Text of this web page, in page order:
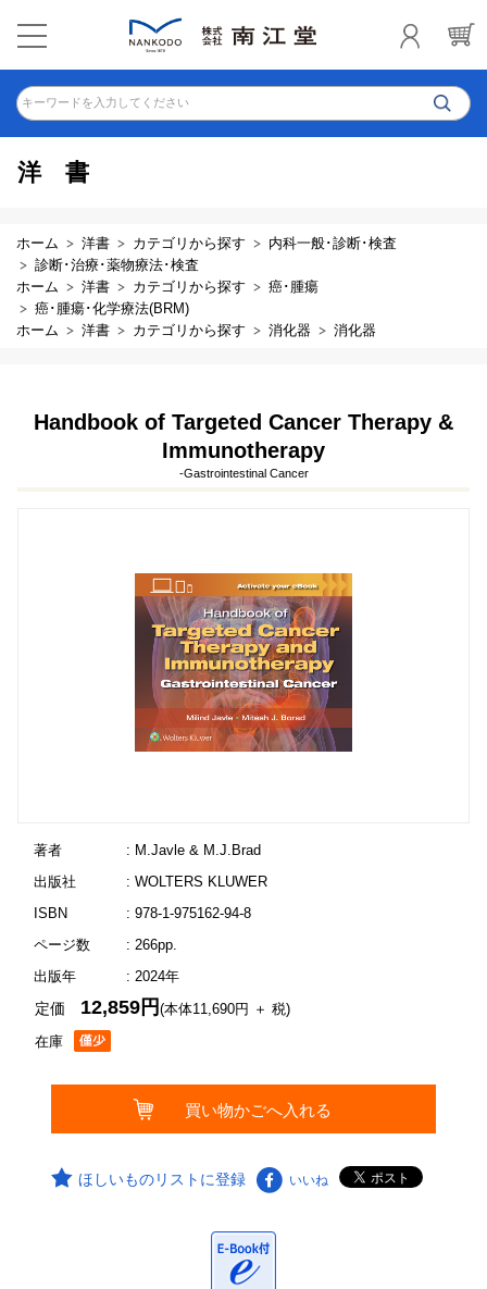
キーワードを入力してください
洋書
ホーム 洋書 カテゴリから探す
内科一般･診断･検査
診断･治療･薬物療法･検査
ホーム
洋書 カテゴリから探す
癌･腫瘍
癌･腫瘍･化学療法(BRM)
ホーム
洋書 カテゴリから探す 消化器 消化器
Handbook of Targeted Cancer Therapy &
Immunotherapy
-Gastrointestinal Cancer
著者
: M.Javle & M.J.Brad
出版社
: WOLTERS KLUWER
ISBN
: 978-1-975162-94-8
ページ数
: 266pp.
出版年
: 2024年
在庫
定価 12,859円(本体11,690円 ＋ 税)
ほしいものリストに登録 いいね